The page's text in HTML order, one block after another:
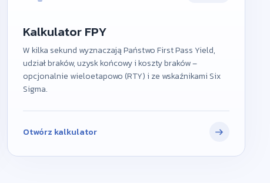
Kalkulator FPY
W kilka sekund wyznaczają Państwo First Pass Yield,
udział braków, uzysk końcowy i koszty braków –
opcjonalnie wieloetapowo (RTY) i ze wskaźnikami Six
Sigma.
Otwórz kalkulator